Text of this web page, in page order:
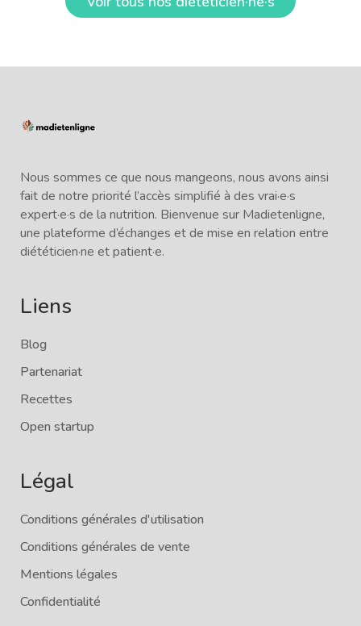
Nous sommes ce que nous mangeons, nous avons ainsi
fait de notre priorité l’accès simplifié à des vrai·e·s
expert·e·s de la nutrition. Bienvenue sur Madietenligne,
une plateforme d’échanges et de mise en relation entre
diététicien·ne et patient·e.
Liens
Blog
Partenariat
Recettes
Open startup
Légal
Conditions générales d'utilisation
Conditions générales de vente
Mentions légales
Confidentialité